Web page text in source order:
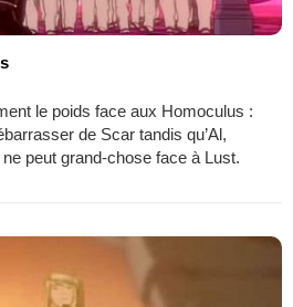
le poids face aux Homoculus :
de Scar tandis qu’Al,
peut grand-chose face à Lust.